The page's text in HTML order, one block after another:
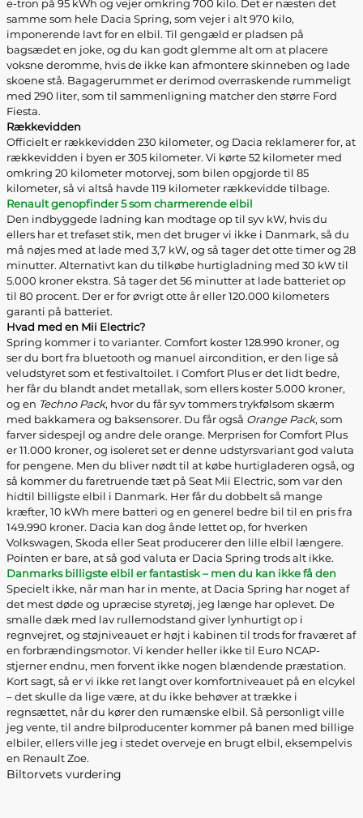
e-tron på 95 kWh og vejer omkring 700 kilo. Det er næsten det
samme som hele Dacia Spring, som vejer i alt 970 kilo,
imponerende lavt for en elbil. Til gengæld er pladsen på
bagsædet en joke, og du kan godt glemme alt om at placere
voksne deromme, hvis de ikke kan afmontere skinneben og lade
skoene stå. Bagagerummet er derimod overraskende rummeligt
med 290 liter, som til sammenligning matcher den større Ford
Fiesta.
Rækkevidden
Officielt er rækkevidden 230 kilometer, og Dacia reklamerer for, at
rækkevidden i byen er 305 kilometer. Vi kørte 52 kilometer med
omkring 20 kilometer motorvej, som bilen opgjorde til 85
kilometer, så vi altså havde 119 kilometer rækkevidde tilbage.
Renault genopfinder 5 som charmerende elbil
Den indbyggede ladning kan modtage op til syv kW, hvis du
ellers har et trefaset stik, men det bruger vi ikke i Danmark, så du
må nøjes med at lade med 3,7 kW, og så tager det otte timer og 28
minutter. Alternativt kan du tilkøbe hurtigladning med 30 kW til
5.000 kroner ekstra. Så tager det 56 minutter at lade batteriet op
til 80 procent. Der er for øvrigt otte år eller 120.000 kilometers
garanti på batteriet.
Hvad med en Mii Electric?
Spring kommer i to varianter. Comfort koster 128.990 kroner, og
ser du bort fra bluetooth og manuel aircondition, er den lige så
veludstyret som et festivaltoilet. I Comfort Plus er det lidt bedre,
her får du blandt andet metallak, som ellers koster 5.000 kroner,
og en Techno Pack, hvor du får syv tommers trykfølsom skærm
med bakkamera og baksensorer. Du får også Orange Pack, som
farver sidespejl og andre dele orange. Merprisen for Comfort Plus
er 11.000 kroner, og isoleret set er denne udstyrsvariant god valuta
for pengene. Men du bliver nødt til at købe hurtigladeren også, og
så kommer du faretruende tæt på Seat Mii Electric, som var den
hidtil billigste elbil i Danmark. Her får du dobbelt så mange
kræfter, 10 kWh mere batteri og en generel bedre bil til en pris fra
149.990 kroner. Dacia kan dog ånde lettet op, for hverken
Volkswagen, Skoda eller Seat producerer den lille elbil længere.
Pointen er bare, at så god valuta er Dacia Spring trods alt ikke.
Danmarks billigste elbil er fantastisk – men du kan ikke få den
Specielt ikke, når man har in mente, at Dacia Spring har noget af
det mest døde og upræcise styretøj, jeg længe har oplevet. De
smalle dæk med lav rullemodstand giver lynhurtigt op i
regnvejret, og støjniveauet er højt i kabinen til trods for fraværet af
en forbrændingsmotor. Vi kender heller ikke til Euro NCAP-
stjerner endnu, men forvent ikke nogen blændende præstation.
Kort sagt, så er vi ikke ret langt over komfortniveauet på en elcykel
– det skulle da lige være, at du ikke behøver at trække i
regnsættet, når du kører den rumænske elbil. Så personligt ville
jeg vente, til andre bilproducenter kommer på banen med billige
elbiler, ellers ville jeg i stedet overveje en brugt elbil, eksempelvis
en Renault Zoe.
Biltorvets vurdering